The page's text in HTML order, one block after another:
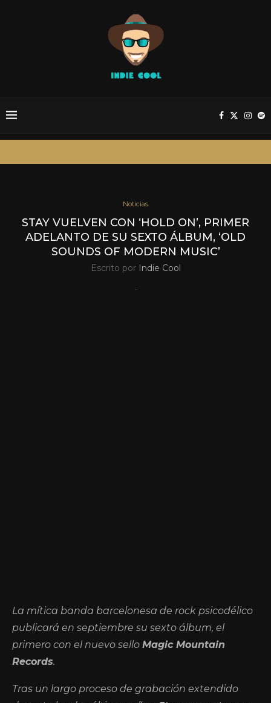
Noticias
STAY VUELVEN CON ‘HOLD ON’, PRIMER
ADELANTO DE SU SEXTO ÁLBUM, ‘OLD
SOUNDS OF MODERN MUSIC’
Escrito por Indie Cool
La mítica banda barcelonesa de rock psicodélico
publicará en septiembre su sexto álbum, el
primero con el nuevo sello Magic Mountain
Records.
Tras un largo proceso de grabación extendido